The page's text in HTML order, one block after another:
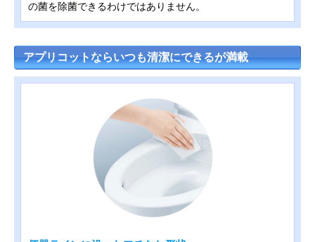
の菌を除菌できるわけではありません。
アプリコットならいつも清潔にできるが満載